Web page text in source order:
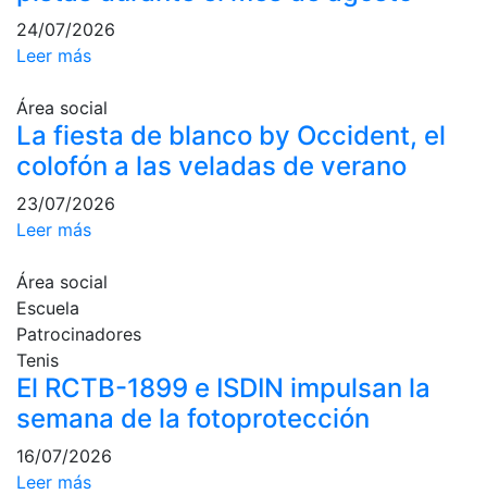
Escuela de
Campeonato
Social de Pádel
Cuadros de
Cuadro
Histórico del
Campeonato
Social
Otros deportes
Área social
24/07/2026
Leer más
Área social
La fiesta de blanco by Occident, el
colofón a las veladas de verano
23/07/2026
Leer más
Área social
Escuela
Patrocinadores
Tenis
El RCTB-1899 e ISDIN impulsan la
semana de la fotoprotección
16/07/2026
Leer más